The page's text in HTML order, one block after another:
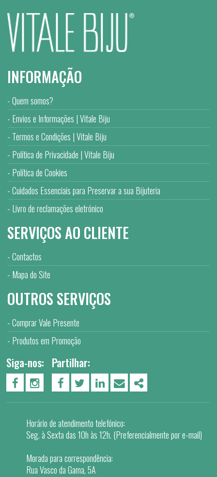
INFORMAÇÃO
Quem somos?
Envios e Informações | Vitale Biju
Termos e Condições | Vitale Biju
Política de Privacidade | Vitale Biju
Política de Cookies
Cuidados Essenciais para Preservar a sua Bijuteria
Livro de reclamações eletrónico
SERVIÇOS AO CLIENTE
Contactos
Mapa do Site
OUTROS SERVIÇOS
Comprar Vale Presente
Produtos em Promoção
Siga-nos:
PÁGINA DO FACEBOOK
PÁGINA DO INSTAGRAM
Partilhar:
FACEBOOKTWITTERLINKEDIN
EMAIL
Horário de atendimento telefónico:
Seg. à Sexta das 10h às 12h. (Preferencialmente por e-mail)
Morada para correspondência:
Rua Vasco da Gama, 5A